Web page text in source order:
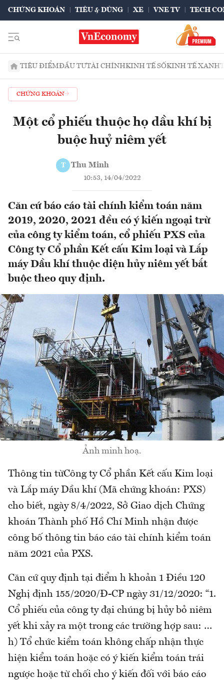
CHỨNG KHOÁN TIÊU & DÙNG XE VNE TV TECH
TIÊU ĐIỂMĐẦU TƯTÀI CHÍNHKINH TẾ SỐKINH TẾ XANH
CHỨNG KHOÁN
Một cổ phiếu thuộc họ dầu khí bị
buộc huỷ niêm yết
T Thu Minh
10:53, 14/04/2022
Căn cứ báo cáo tài chính kiểm toán năm
2019, 2020, 2021 đều có ý kiến ngoại trừ
của công ty kiểm toán, cổ phiếu PXS của
Công ty Cổ phần Kết cấu Kim loại và Lắp
máy Dầu khí thuộc diện hủy niêm yết bắt
buộc theo quy định.
Ảnh minh hoạ.
Thông tin từCông ty Cổ phần Kết cấu Kim loại
và Lắp máy Dầu khí (Mã chứng khoán: PXS)
cho biết, ngày 8/4/2022, Sở Giao dịch Chứng
khoán Thành phố Hồ Chí Minh nhận được
công bố thông tin báo cáo tài chính kiểm toán
năm 2021 của PXS.
Căn cứ quy định tại điểm h khoản 1 Điều 120
Nghị định 155/2020/Đ-CP ngày 31/12/2020: “1.
Cổ phiếu của công ty đại chúng bị hủy bỏ niêm
yết khi xảy ra một trong các trường hợp sau: …
h) Tổ chức kiểm toán không chấp nhận thực
hiện kiểm toán hoặc có ý kiến kiểm toán trái
ngược hoặc từ chối cho ý kiến đối với báo cáo